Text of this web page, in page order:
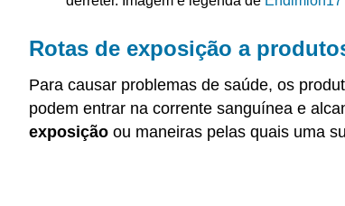
Rotas de exposição a
Para causar problemas de saúde, os
podem entrar na corrente sanguínea e
exposição ou maneiras pelas quais uma